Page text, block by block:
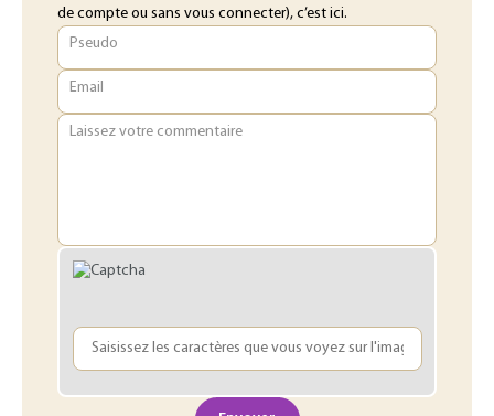
de compte ou sans vous connecter), c’est ici.
Pseudo
Email
Laissez votre commentaire